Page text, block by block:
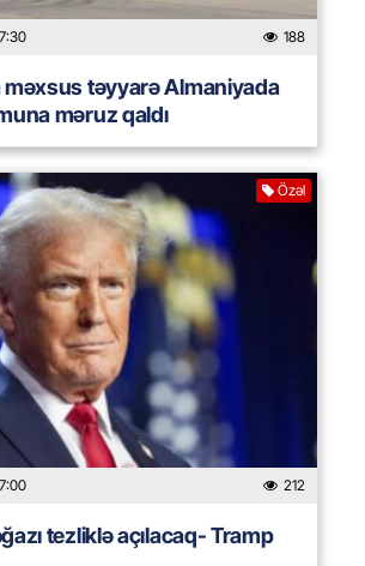
188
təyyarə Almaniyada
məruz qaldı
Özəl
212
tezliklə açılacaq- Tramp